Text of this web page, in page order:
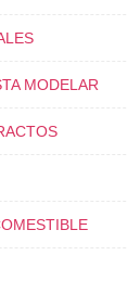
MODELAR